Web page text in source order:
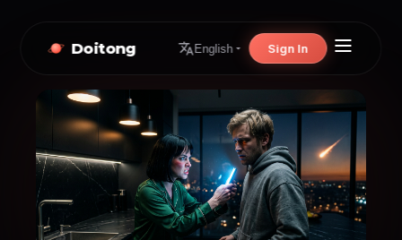
Doitong English Sign In